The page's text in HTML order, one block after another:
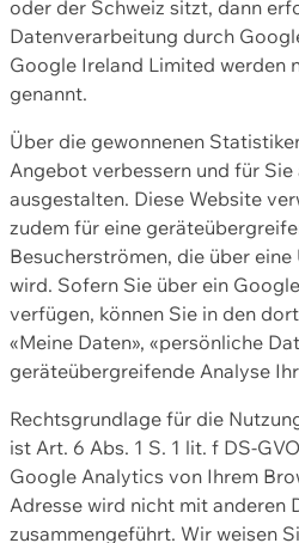
oder der Schweiz sitzt, dann
Datenverarbeitung durch
Google Ireland Limited werden
genannt.
Über die gewonnenen
Angebot verbessern und für
ausgestalten. Diese Website
zudem für eine
Besucherströmen, die über
wird. Sofern Sie über ein
verfügen, können Sie in den
«Meine Daten», «persönliche
geräteübergreifende Analyse
Rechtsgrundlage für die
ist Art. 6 Abs. 1 S. 1 lit. f DS-
Google Analytics von Ihrem
Adresse wird nicht mit anderen
zusammengeführt. Wir weisen